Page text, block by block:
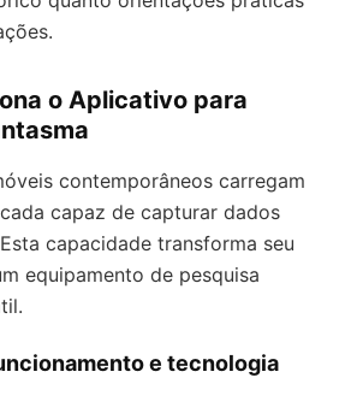
o Aplicativo para
contemporâneos carregam
capaz de capturar dados
capacidade transforma seu
equipamento de pesquisa
e tecnologia